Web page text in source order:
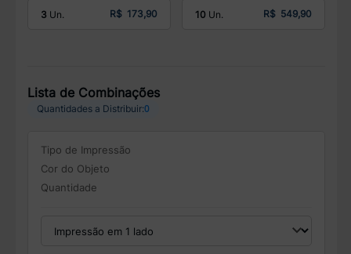
3 R$ 173,90 10 R$ 549,90
Lista de Combinações
Quantidades a Distribuir:0
Tipo de Impressão
Cor do Objeto
Quantidade